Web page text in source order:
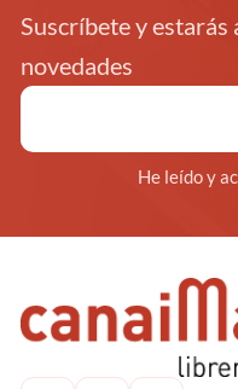
Suscríbete y
novedades
He leído y